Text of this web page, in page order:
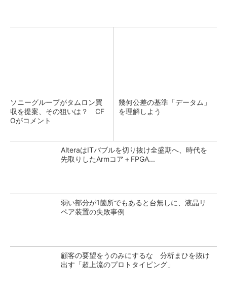
ソニーグループがタムロン買
収を提案、その狙いは？ CF
Oがコメント
幾何公差の基準「データム」
を理解しよう
AlteraはITバブルを切り抜け全盛期へ、時代を
先取りしたArmコア＋FPGA...
弱い部分が1箇所でもあると台無しに、液晶リ
ペア装置の失敗事例
顧客の要望をうのみにするな 分析まひを抜け
出す「超上流のプロトタイピング」